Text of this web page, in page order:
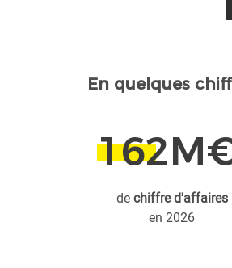
En quelques
162
dechiffre d'affaires
en 2026